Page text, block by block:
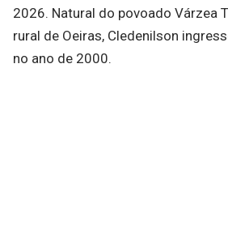
2026. Natural do povoado Várzea
rural de Oeiras, Cledenilson
no ano de 2000.